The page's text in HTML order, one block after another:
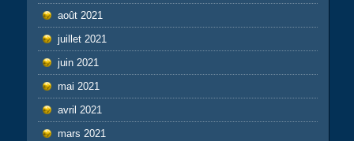
août 2021
juillet 2021
juin 2021
mai 2021
avril 2021
mars 2021